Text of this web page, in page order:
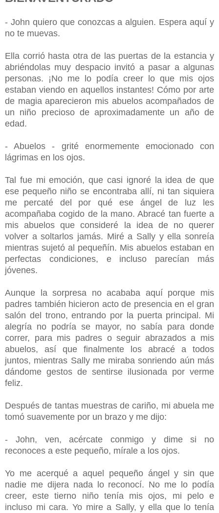
- John quiero que conozcas a alguien. Espera aquí y
no te muevas.
Ella corrió hasta otra de las puertas de la estancia y
abriéndolas muy despacio invitó a pasar a algunas
personas. ¡No me lo podía creer lo que mis ojos
estaban viendo en aquellos instantes! Cómo por arte
de magia aparecieron mis abuelos acompañados de
un niño precioso de aproximadamente un año de
edad.
- Abuelos - grité enormemente emocionado con
lágrimas en los ojos.
Tal fue mi emoción, que casi ignoré la idea de que
ese pequeño niño se encontraba allí, ni tan siquiera
me percaté del por qué ese ángel de luz les
acompañaba cogido de la mano. Abracé tan fuerte a
mis abuelos que consideré la idea de no querer
volver a soltarlos jamás. Miré a Sally y ella sonreía
mientras sujetó al pequeñín. Mis abuelos estaban en
perfectas condiciones, e incluso parecían más
jóvenes.
Aunque la sorpresa no acababa aquí porque mis
padres también hicieron acto de presencia en el gran
salón del trono, entrando por la puerta principal. Mi
alegría no podría se mayor, no sabía para donde
correr, para mis padres o seguir abrazados a mis
abuelos, así que finalmente los abracé a todos
juntos, mientras Sally me miraba sonriendo aún más
dándome gestos de sentirse ilusionada por verme
feliz.
Después de tantas muestras de cariño, mi abuela me
tomó suavemente por un brazo y me dijo:
- John, ven, acércate conmigo y dime si no
reconoces a este pequeño, mírale a los ojos.
Yo me acerqué a aquel pequeño ángel y sin que
nadie me dijera nada lo reconocí. No me lo podía
creer, este tierno niño tenía mis ojos, mi pelo e
incluso mi cara. Yo mire a Sally, y ella que lo tenía